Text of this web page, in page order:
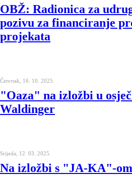
OBŽ: Radionica za
pozivu za financiranje
projekata
Četvrtak, 16. 10. 2025.
"Oaza" na izložbi u
Waldinger
Srijeda, 12. 03. 2025.
Na izložbi s "JA-KA"-om